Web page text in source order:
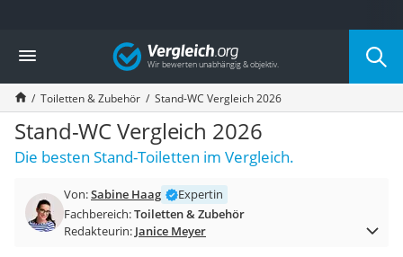
Die beliebtesten Vergleiche nach Kategorie
Wohnen
Matratzen-Topper
Matratzen
Konferenzlautsprecher
Tageslichtlampe
Badlüfter
Bürohocker
Außenleuchte mit Kamera
Vergleich
Toiletten & Zubehör Stand-WC Vergleich 2026
Stand-WC Vergleich 2026
Die besten Stand-Toiletten im Vergleich.
Von:Sabine Haag
Expertin
Fachbereich:Toiletten & Zubehör
Redakteurin: Janice Meyer